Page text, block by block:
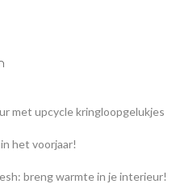
met upcycle kringloopgelukjes
het voorjaar!
breng warmte in je interieur!